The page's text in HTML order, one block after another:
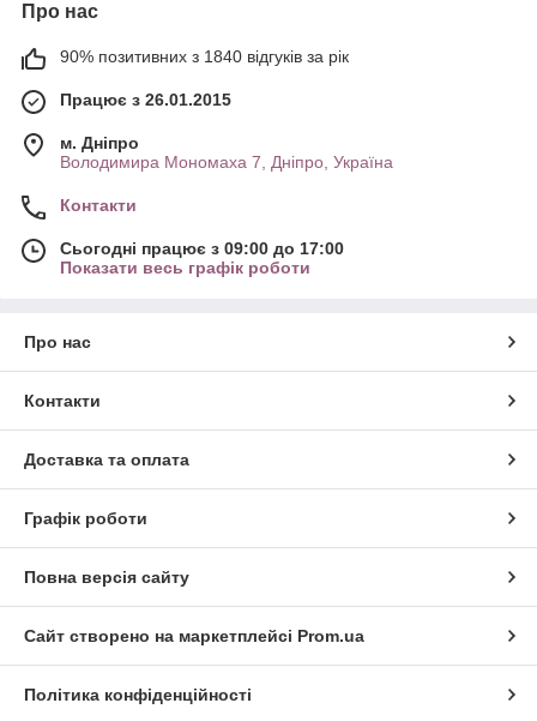
Про нас
90% позитивних з 1840 відгуків за рік
Працює з 26.01.2015
м. Дніпро
Володимира Мономаха 7, Дніпро, Україна
Контакти
Сьогодні працює з 09:00 до 17:00
Показати весь графік роботи
Про нас
Контакти
Доставка та оплата
Графік роботи
Повна версія сайту
Сайт створено на маркетплейсі Prom.ua
Політика конфіденційності